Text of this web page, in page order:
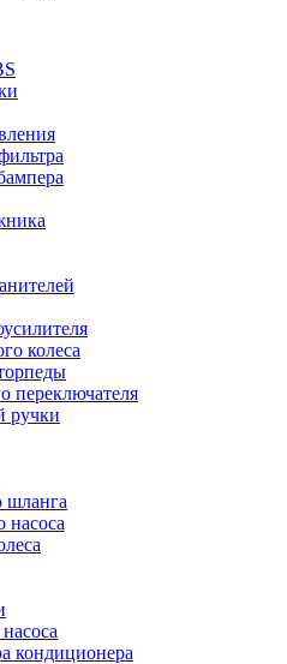
колеса
переключателя
ручки
шланга
кондиционера